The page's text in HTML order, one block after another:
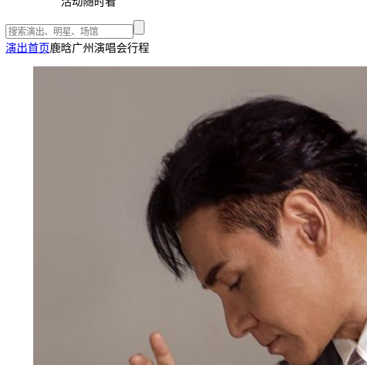
演出首页鹿晗广州演唱会行程